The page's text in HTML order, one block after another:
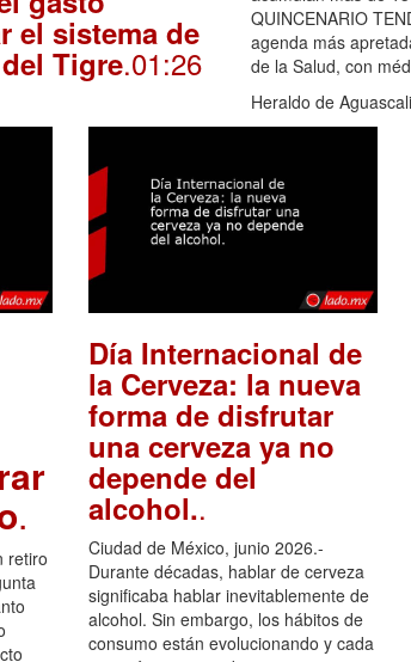
el sistema de
Tigre.01:26
QUINCENARIO
agenda más
de la Salud, con
Heraldo de
.
retiro
Día Internacional de
la Cerveza: la nueva
forma de disfrutar
una cerveza ya no
depende del
alcohol..
Ciudad de México, junio 2026.-
Durante décadas, hablar de cerveza
significaba hablar inevitablemente de
alcohol. Sin embargo, los hábitos de
consumo están evolucionando y cada